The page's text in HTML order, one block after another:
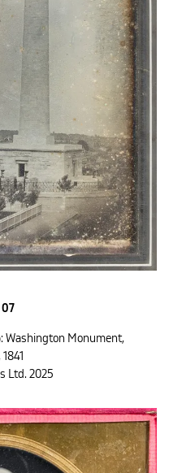
07
Washington Monument,
Ltd. 2025